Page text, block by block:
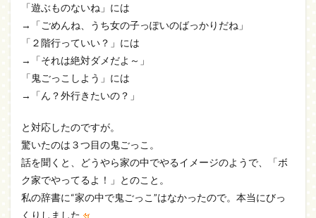
「遊ぶものないね」には
→「ごめんね、うち女の子っぽいのばっかりだね」
「２階行っていい？」には
→「それは絶対ダメだよ～」
「鬼ごっこしよう」には
→「ん？外行きたいの？」
と対応したのですが。
驚いたのは３つ目の鬼ごっこ。
話を聞くと、どうやら家の中でやるイメージのようで、「ボ
ク家でやってるよ！」とのこと。
私の辞書に“家の中で鬼ごっこ”はなかったので。本当にびっ
くりしました